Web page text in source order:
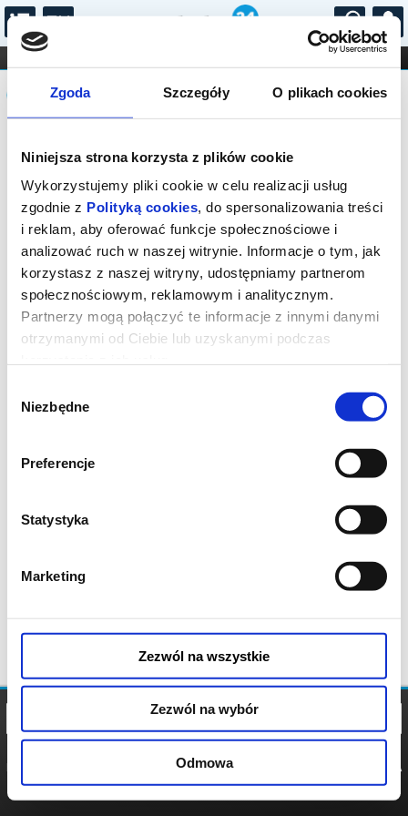
Zgoda Szczegóły O plikach cookies
Niniejsza strona korzysta z plików cookie
Wykorzystujemy pliki cookie w celu realizacji usług
zgodnie z Polityką cookies, do spersonalizowania treści
i reklam, aby oferować funkcje społecznościowe i
analizować ruch w naszej witrynie. Informacje o tym, jak
korzystasz z naszej witryny, udostępniamy partnerom
społecznościowym, reklamowym i analitycznym.
Partnerzy mogą połączyć te informacje z innymi danymi
otrzymanymi od Ciebie lub uzyskanymi podczas
zgody
Niezbędne
Preferencje
Statystyka
Marketing
Zezwól na wszystkie
Zezwól na wybór
Odmowa
...
FILHARMONIA OPERA I BALET
STAND-UP
DLA DZIECI
Komunikat
Sprzedaż biletów on-line na wydarzenie
została zakończona.
POLITYKA
POLITYKA